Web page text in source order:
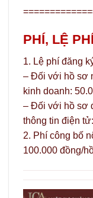
PHÍ, LỆ PHÍ
1. Lệ phí đăng
– Đối với hồ sơ
kinh doanh:
– Đối với hồ sơ
thông tin điện
2. Phí công bố
100.000 đồng/